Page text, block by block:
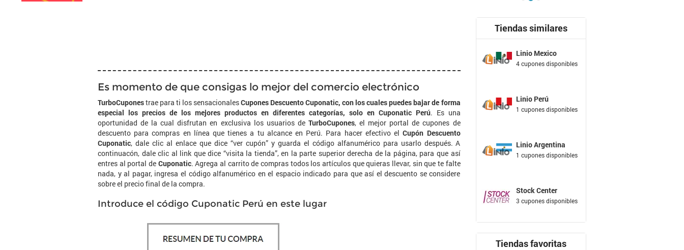
Es momento de que consigas lo mejor del comercio electrónico
TurboCuponestrae para ti los sensacionalesCupones Descuento Cuponatic, con los cuales puedes bajar de forma
especial los precios de los mejores productos en diferentes categorías, solo en Cuponatic Perú. Es una
oportunidad de la cual disfrutan en exclusiva los usuarios de TurboCupones, el mejor portal de cupones de
descuento para compras en línea que tienes a tu alcance en Perú. Para hacer efectivo elCupón Descuento
Cuponatic, dale clic al enlace que dice “ver cupón” y guarda el código alfanumérico para usarlo después. A
continuacón, dale clic al link que dice “visita la tienda”, en la parte superior derecha de la página, para que así
entres al portal de Cuponatic. Agrega al carrito de compras todos los artículos que quieras llevar, sin que te falte
nada, y al pagar, ingresa el código alfanumérico en el espacio indicado para que así el descuento se considere
sobre el precio final de la compra.
Introduce el código Cuponatic Perú en este lugar
Tiendas similares
Linio Mexico
4 cupones disponibles
Linio Perú
1 cupones disponibles
Linio Argentina
1 cupones disponibles
Stock Center
3 cupones disponibles
Tiendas favoritas